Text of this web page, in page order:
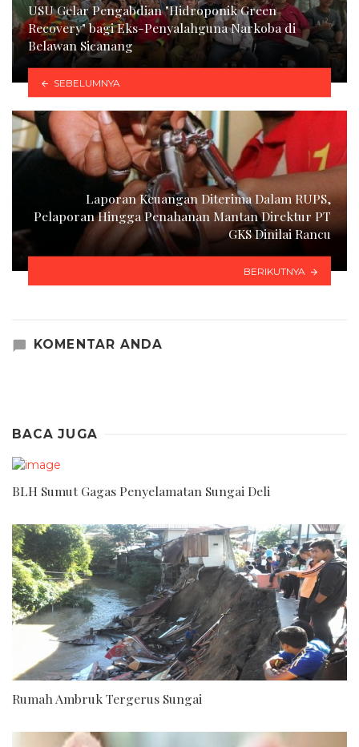
USU Gelar Pengabdian "Hidroponik Green
Recovery" bagi Eks-Penyalahguna Narkoba di
Belawan Sicanang
SEBELUMNYA
Laporan Keuangan Diterima Dalam RUPS,
Pelaporan Hingga Penahanan Mantan Direktur PT
GKS Dinilai Rancu
BERIKUTNYA
KOMENTAR ANDA
BACA JUGA
BLH Sumut Gagas Penyelamatan Sungai Deli
Rumah Ambruk Tergerus Sungai